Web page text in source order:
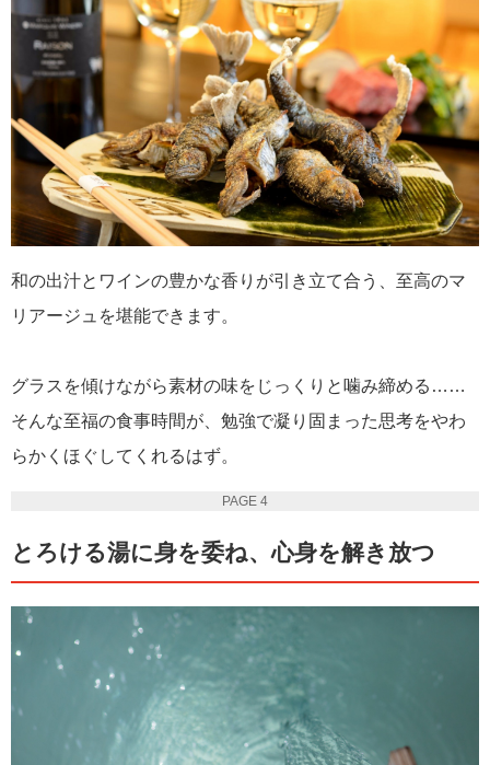
和の出汁とワインの豊かな香りが引き立て合う、至高のマ
リアージュを堪能できます。
グラスを傾けながら素材の味をじっくりと噛み締める……
そんな至福の食事時間が、勉強で凝り固まった思考をやわ
らかくほぐしてくれるはず。
PAGE 4
とろける湯に身を委ね、心身を解き放つ